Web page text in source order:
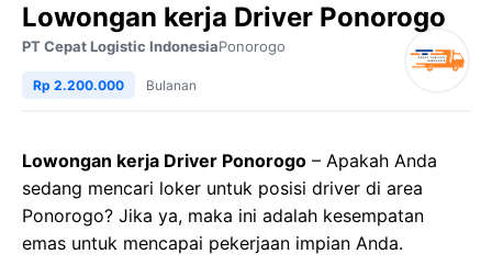
Lowongan kerja Driver Ponorogo
PT Cepat Logistic IndonesiaPonorogo
Rp 2.200.000 Bulanan
Lowongan kerja Driver Ponorogo – Apakah Anda
sedang mencari loker untuk posisi driver di area
Ponorogo? Jika ya, maka ini adalah kesempatan
emas untuk mencapai pekerjaan impian Anda.